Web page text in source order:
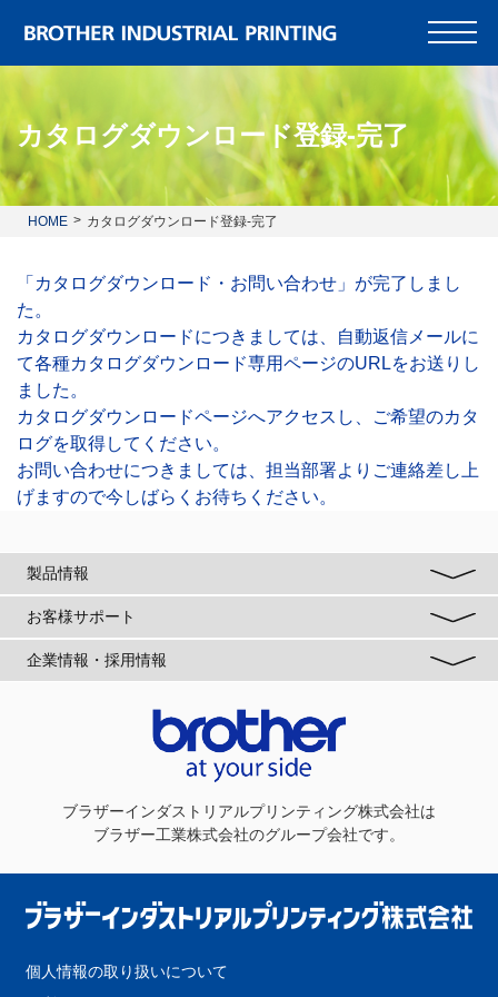
カタログダウンロード登録-完了
HOME カタログダウンロード登録-完了
「カタログダウンロード・お問い合わせ」が完了しまし
た。
カタログダウンロードにつきましては、自動返信メールに
て各種カタログダウンロード専用ページのURLをお送りし
ました。
カタログダウンロードページへアクセスし、ご希望のカタ
ログを取得してください。
お問い合わせにつきましては、担当部署よりご連絡差し上
げますので今しばらくお待ちください。
製品情報
お客様サポート
企業情報・採用情報
ブラザーインダストリアルプリンティング株式会社は
ブラザー工業株式会社のグループ会社です。
個人情報の取り扱いについて